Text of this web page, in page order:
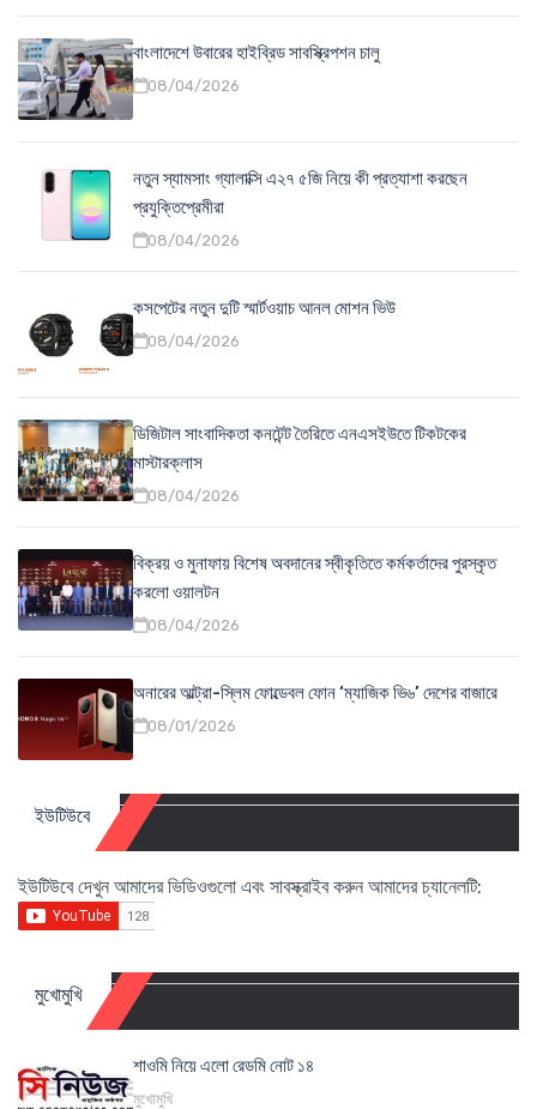
বাংলাদেশে উবারের হাইব্রিড সাবস্ক্রিপশন চালু
08/04/2026
নতুন স্যামসাং গ্যালাক্সি এ২৭ ৫জি নিয়ে কী প্রত্যাশা করছেন
প্রযুক্তিপ্রেমীরা
08/04/2026
কসপেটের নতুন দুটি স্মার্টওয়াচ আনল মোশন ভিউ
08/04/2026
ডিজিটাল সাংবাদিকতা কনটেন্ট তৈরিতে এনএসইউতে টিকটকের
মাস্টারক্লাস
08/04/2026
বিক্রয় ও মুনাফায় বিশেষ অবদানের স্বীকৃতিতে কর্মকর্তাদের পুরস্কৃত
করলো ওয়ালটন
08/04/2026
অনারের আল্ট্রা-স্লিম ফোল্ডেবল ফোন ‘ম্যাজিক ভি৬’ দেশের বাজারে
08/01/2026
ইউটিউবে
ইউটিউবে দেখুন আমাদের ভিডিওগুলো এবং সাবস্ক্রাইব করুন আমাদের চ্যানেলটি:
মুখোমুখি
শাওমি নিয়ে এলো রেডমি নোট ১৪
মুখোমুখি